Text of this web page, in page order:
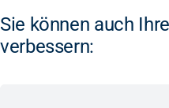
Sie können auch
verbessern: